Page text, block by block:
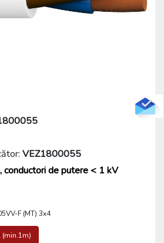
VEZ1800055
conductori de putere < 1 kV
F (MT) 3x4